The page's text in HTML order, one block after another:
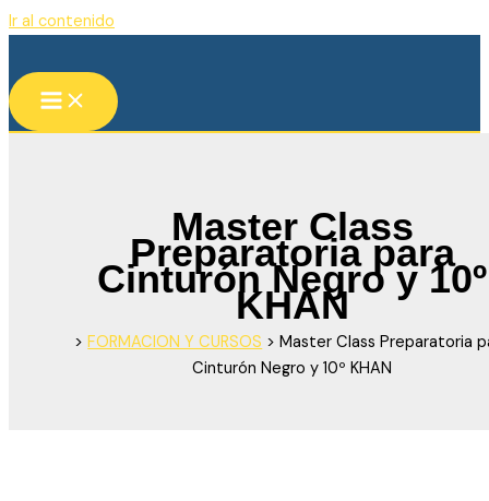
Ir al contenido
Master Class
Preparatoria para
Cinturón Negro y 10º
KHAN
>FORMACION Y CURSOS >Master Class Preparatoria
Cinturón Negro y 10º KHAN